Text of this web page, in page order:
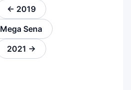
← 2019
Mega Sena
2021 →